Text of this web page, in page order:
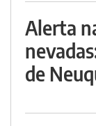
Alerta
de